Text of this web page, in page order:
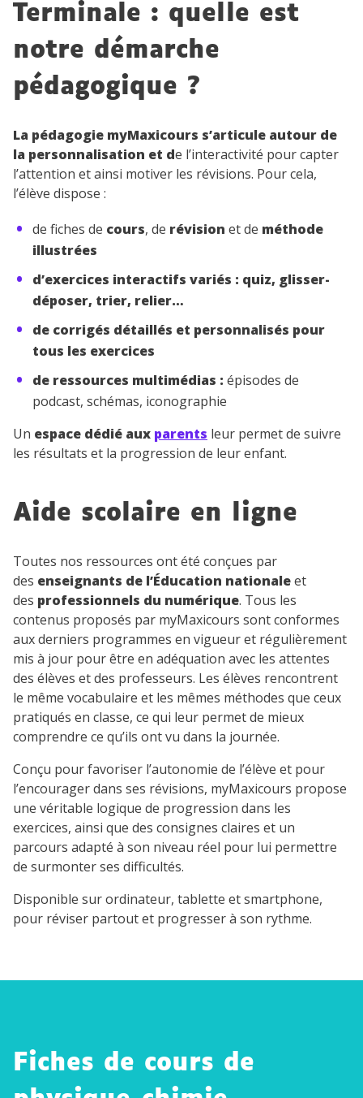
Terminale : quelle est
notre démarche
pédagogique ?
La pédagogie myMaxicours s’articule autour de
la personnalisation et de l’interactivité pour capter
l’attention et ainsi motiver les révisions. Pour cela,
l’élève dispose :
de fiches de cours, de révision et de méthode
illustrées
d’exercices interactifs variés : quiz, glisser-
déposer, trier, relier…
de corrigés détaillés et personnalisés pour
tous les exercices
de ressources multimédias : épisodes de
podcast, schémas, iconographie
Un espace dédié aux parents leur permet de suivre
les résultats et la progression de leur enfant.
Aide scolaire en ligne
Toutes nos ressources ont été conçues par
des enseignants de l’Éducation nationaleet
des professionnels du numérique. Tous les
contenus proposés par myMaxicours sont conformes
aux derniers programmes en vigueur et régulièrement
mis à jour pour être en adéquation avec les attentes
des élèves et des professeurs. Les élèves rencontrent
le même vocabulaire et les mêmes méthodes que ceux
pratiqués en classe, ce qui leur permet de mieux
comprendre ce qu’ils ont vu dans la journée.
Conçu pour favoriser l’autonomie de l’élève et pour
l’encourager dans ses révisions, myMaxicours propose
une véritable logique de progression dans les
exercices, ainsi que des consignes claires et un
parcours adapté à son niveau réel pour lui permettre
de surmonter ses difficultés.
Disponible sur ordinateur, tablette et smartphone,
pour réviser partout et progresser à son rythme.
Fiches de cours de